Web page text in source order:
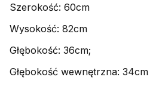
Szerokość: 60cm
Wysokość: 82cm
Głębokość: 36cm;
Głębokość wewnętrzna: 34cm